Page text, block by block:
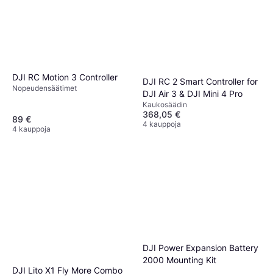
DJI RC Motion 3 Controller
Nopeudensäätimet
89 €
4 kauppoja
DJI RC 2 Smart Controller for
DJI Air 3 & DJI Mini 4 Pro
Kaukosäädin
368,05 €
4 kauppoja
DJI Lito X1 Fly More Combo
DJI Power Expansion Battery
2000 Mounting Kit